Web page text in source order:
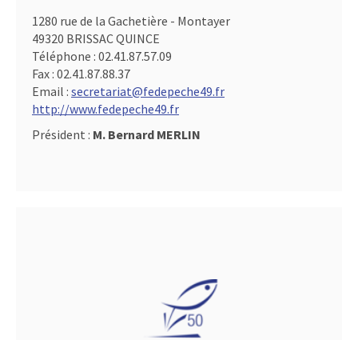
1280 rue de la Gachetière - Montayer
49320 BRISSAC QUINCE
Téléphone : 02.41.87.57.09
Fax : 02.41.87.88.37
Email : secretariat@fedepeche49.fr
http://www.fedepeche49.fr
Président : M. Bernard MERLIN